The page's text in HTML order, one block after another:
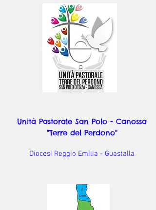
Unità Pastorale San Polo - Canossa
"Terre del Perdono"
Diocesi Reggio Emilia - Guastalla